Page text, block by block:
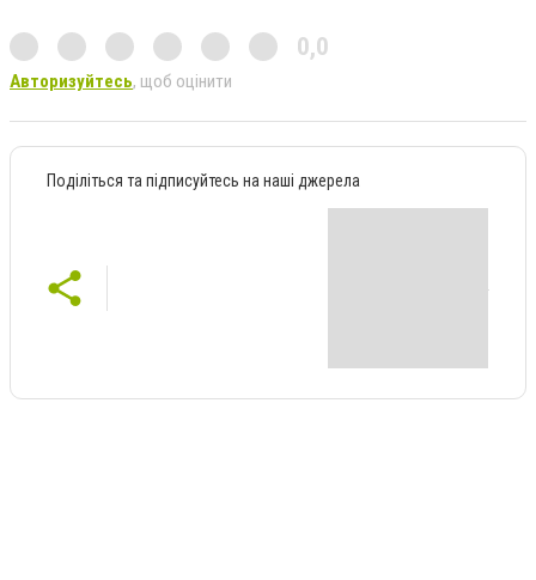
0,0
Авторизуйтесь, щоб оцінити
Поділіться та підписуйтесь на наші джерела